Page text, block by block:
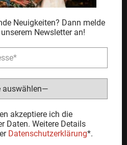
Neuigkeiten? Dann melde
Newsletter an!
leer.
akzeptiere ich die
Daten. Weitere Details
Datenschutzerklärung*.